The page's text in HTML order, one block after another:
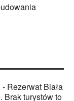
Rezerwat Biała
Brak turystów to